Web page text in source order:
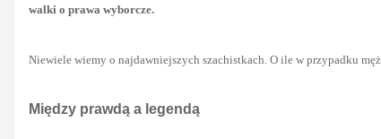
walki o prawa wyborcze.
Niewiele wiemy o najdawniejszych szachistkach. O ile w przypadku
Między prawdą a legendą